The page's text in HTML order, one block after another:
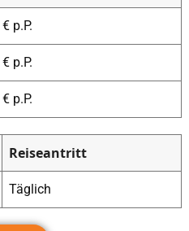
p.P.
p.P.
p.P.
Reiseantritt
Täglich